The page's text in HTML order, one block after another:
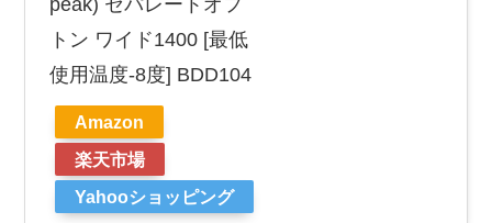
peak) セパレートオフ
トン ワイド1400 [最低
使用温度-8度] BDD104
Amazon
楽天市場
Yahooショッピング